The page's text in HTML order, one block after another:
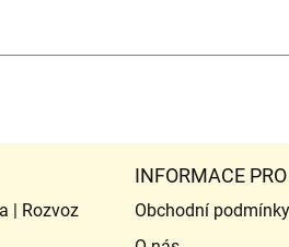
| Rozvoz
INFORMACE
Obchodní podmínky